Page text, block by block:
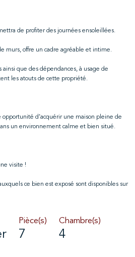
de profiter des journées ensoleillées.
murs, offre un cadre agréable et intime.
ainsi que des dépendances, à usage de
les atouts de cette propriété.
opportunité d’acquérir une maison pleine de
un environnement calme et bien situé.
visite !
ce bien est exposé sont disponibles sur
Pièce(s)
7
Chambre(s)
4